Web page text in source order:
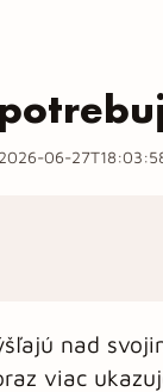
2026-06-
nad
viac